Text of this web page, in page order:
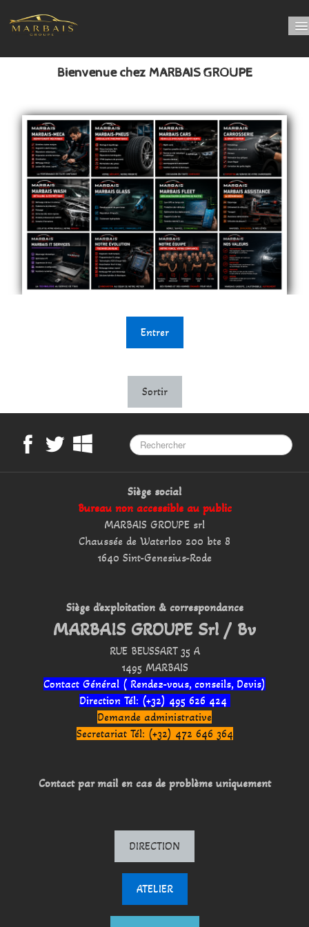
Bienvenue chez MARBAIS GROUPE
Nos départements
LUBRIFIANT
0
Bienvenue chez MARBAIS GROUPE
Entrer
Sortir
Siège social
Bureau non accessible au public
MARBAIS GROUPE srl
Chaussée de Waterloo 200 bte 8
1640 Sint-Genesius-Rode
Siège d'exploitation & correspondance
MARBAIS GROUPE Srl / Bv
RUE BEUSSART 35 A
1495 MARBAIS
Contact Général ( Rendez-vous, conseils, Devis)
Direction Tél: (+32) 495 626 424
Demande administrative
Secretariat Tél: (+32) 472 646 364
Contact par mail en cas de problème uniquement
DIRECTION
ATELIER